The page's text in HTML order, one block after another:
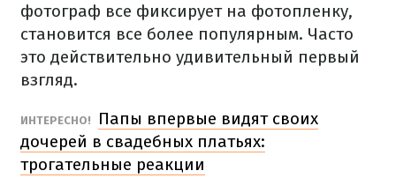
фотограф все фиксирует на фотопленку,
становится все более популярным. Часто
это действительно удивительный первый
взгляд.
ИНТЕРЕСНО!
Папы впервые видят своих
дочерей в свадебных платьях:
трогательные реакции